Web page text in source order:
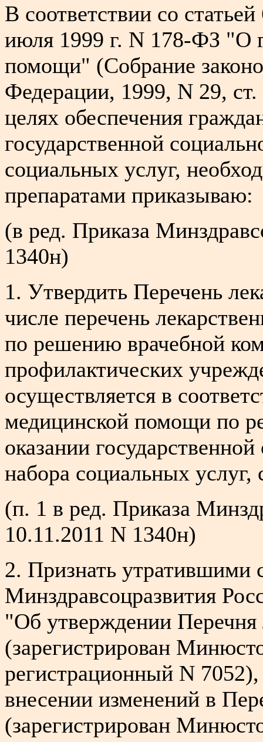
В соответствии со
июля 1999 г. N 178-ФЗ "О
помощи" (Собрание
Федерации, 1999, N 29,
целях обеспечения
государственной
социальных услуг,
препаратами приказываю:
(в ред. Приказа
1340н)
1. Утвердить Перечень
числе перечень
по решению врачебной
профилактических
осуществляется в
медицинской помощи по
оказании
набора социальных
(п. 1 в ред. Приказа
10.11.2011 N 1340н)
2. Признать утратившими
Минздравсоцразвития
"Об утверждении Перечня
(зарегистрирован
регистрационный N
внесении изменений в
(зарегистрирован